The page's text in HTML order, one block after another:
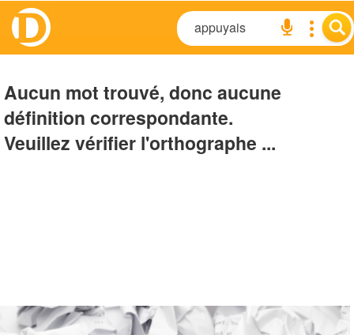
Aucun mot trouvé, donc aucune
définition correspondante.
Veuillez vérifier l'orthographe ...